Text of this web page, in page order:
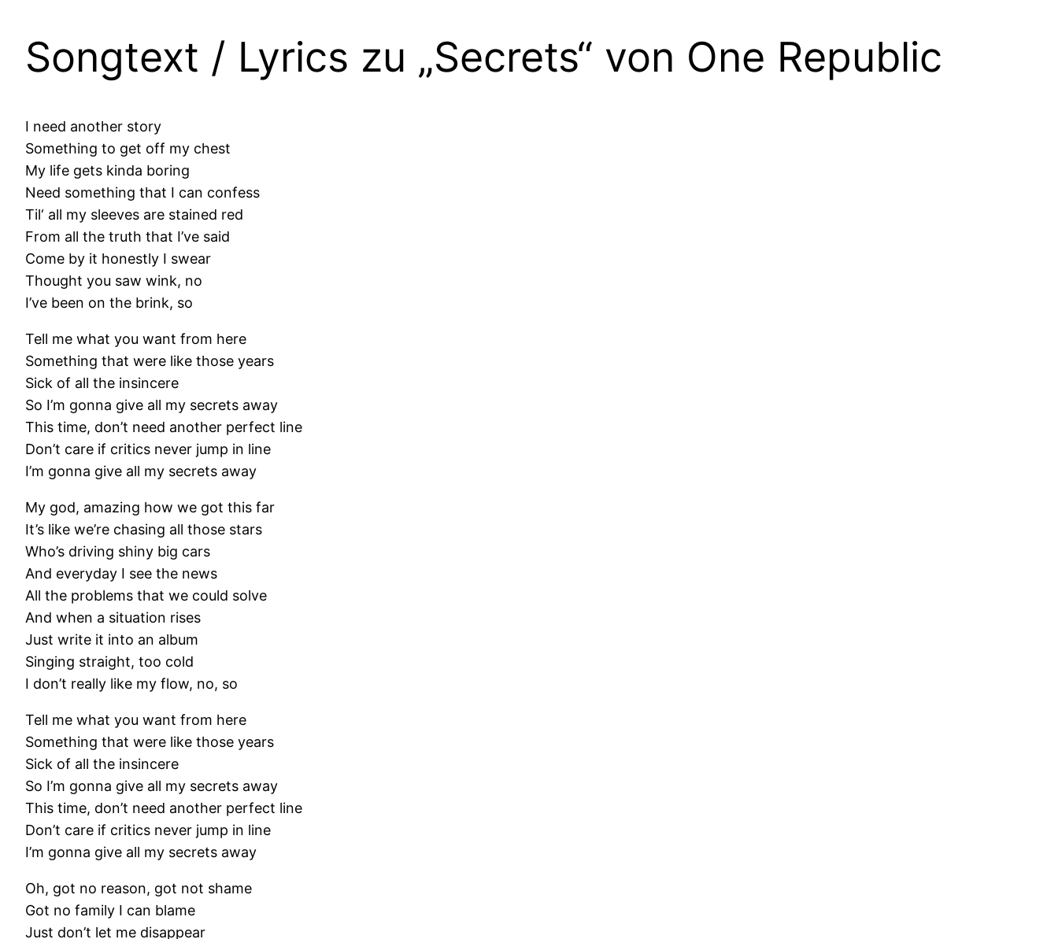
Songtext / Lyrics zu „Secrets“ von One Republic
I need another story
Something to get off my chest
My life gets kinda boring
Need something that I can confess
Til‘ all my sleeves are stained red
From all the truth that I’ve said
Come by it honestly I swear
Thought you saw wink, no
I’ve been on the brink, so
Tell me what you want from here
Something that were like those years
Sick of all the insincere
So I’m gonna give all my secrets away
This time, don’t need another perfect line
Don’t care if critics never jump in line
I’m gonna give all my secrets away
My god, amazing how we got this far
It’s like we’re chasing all those stars
Who’s driving shiny big cars
And everyday I see the news
All the problems that we could solve
And when a situation rises
Just write it into an album
Singing straight, too cold
I don’t really like my flow, no, so
Tell me what you want from here
Something that were like those years
Sick of all the insincere
So I’m gonna give all my secrets away
This time, don’t need another perfect line
Don’t care if critics never jump in line
I’m gonna give all my secrets away
Oh, got no reason, got not shame
Got no family I can blame
Just don’t let me disappear